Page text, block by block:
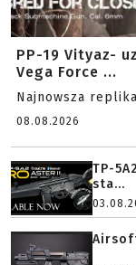
PP-19 Vityaz-
Vega Force ...
Najnowsza
08.08.2026
TP-
sta...